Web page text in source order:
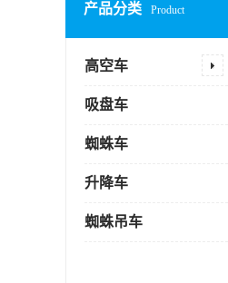
产品分类 Product
高空车
吸盘车
蜘蛛车
升降车
蜘蛛吊车